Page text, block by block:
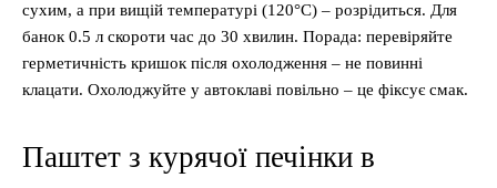
сухим, а при вищій температурі (120°C) – розрідиться. Для
банок 0.5 л скороти час до 30 хвилин. Порада: перевіряйте
герметичність кришок після охолодження – не повинні
клацати. Охолоджуйте у автоклаві повільно – це фіксує смак.
Паштет з курячої печінки в